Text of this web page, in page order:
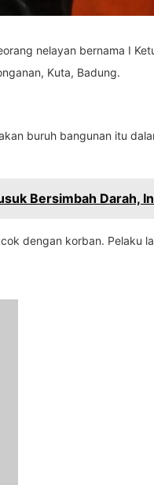
nelayan bernama I
Kuta, Badung.
buruh bangunan itu
Bersimbah Darah,
dengan korban. Pelaku